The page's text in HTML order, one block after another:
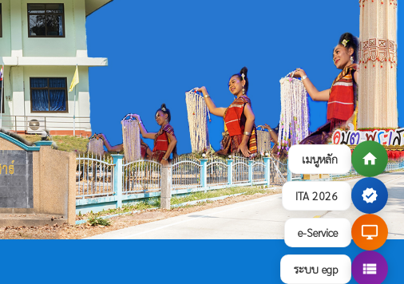
เมนูหลัก home
ITA 2026 verified
e-Service desktop_windows
ระบบ egp view_list